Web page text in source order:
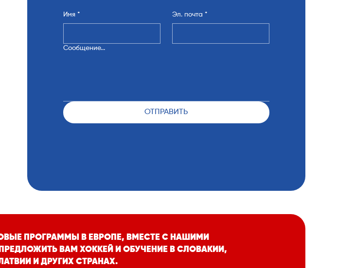
Имя * Эл. почта *
Сообщение...
ОТПРАВИТЬ
ПРОГРАММЫ В ЕВРОПЕ, ВМЕСТЕ С НАШИМИ
ВАМ ХОККЕЙ И ОБУЧЕНИЕ В СЛОВАКИИ,
И ДРУГИХ СТРАНАХ.